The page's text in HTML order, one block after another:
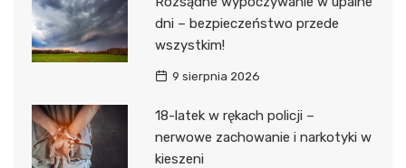
dni – bezpieczeństwo przede
wszystkim!
9 sierpnia 2026
18-latek w rękach policji –
nerwowe zachowanie i narkotyki w
kieszeni